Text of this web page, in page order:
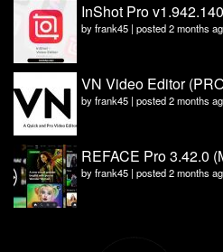
InShot Pro
byfrank45 | posted 2 months
VN Video Editor
byfrank45 | posted 2 months
REFACE Pro 3.42.0
byfrank45 | posted 2 months